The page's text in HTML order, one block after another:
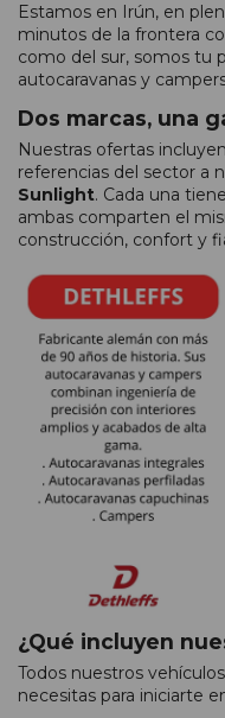
Estamos en Irún, en
minutos de la frontera
como del sur, somos tu
autocaravanas y
Dos marcas, una
Nuestras ofertas
referencias del sector a
Sunlight. Cada una
ambas comparten el
construcción, confort y
¿Qué incluyen
Todos nuestros
necesitas para iniciarte